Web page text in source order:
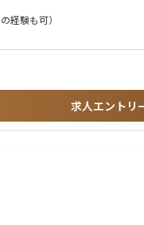
」
た時が、1番達成感を感じられ
と一緒に新しい作品を作れる
経験も可）
求人エントリ